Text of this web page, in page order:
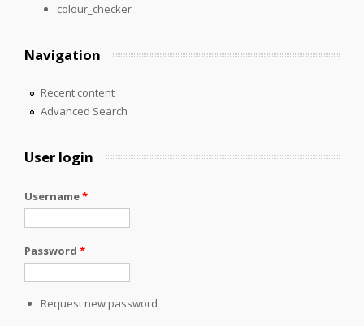
colour_checker
Navigation
Recent content
Advanced Search
User login
Username*
Password *
Request new password